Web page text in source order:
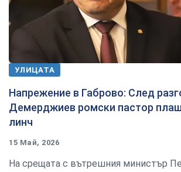
УЛИЦАТА
Напрежение в Габрово: След
Демерджиев ромски пастор
линч
15 Май, 2026
На срещата с вътрешния министър